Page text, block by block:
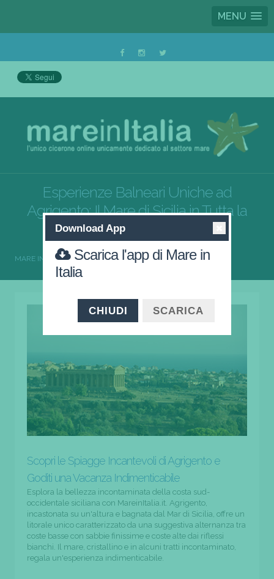
MENU
Esperienze Balneari Uniche ad
Agrigento: Il Mare di Sicilia in Tutta la
sua Bellezza
MARE IN ITALIA SICILIA AGRIGENTO
Scopri le Spiagge Incantevoli di Agrigento e
Goditi una Vacanza Indimenticabile
Esplora la bellezza incontaminata della costa sud-
occidentale siciliana con MareinItalia.it. Agrigento,
incastonata su un'altura e bagnata dal Mar di Sicilia, offre un
litorale unico caratterizzato da una suggestiva alternanza tra
coste basse con sabbie finissime e coste alte dai riflessi
bianchi. Il mare, cristallino e in alcuni tratti incontaminato,
regala un'esperienza indimenticabile.
Download App
Scarica l'app di Mare in
Italia
CHIUDI SCARICA